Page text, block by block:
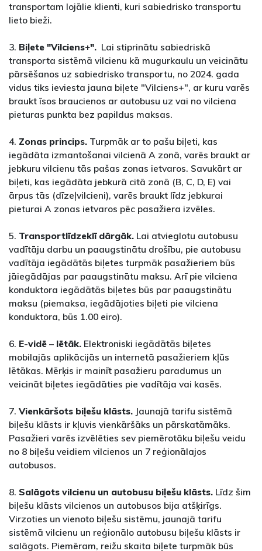
transportam lojālie klienti, kuri sabiedrisko transportu
lieto bieži.
3. Biļete "Vilciens+". Lai stiprinātu sabiedriskā
transporta sistēmā vilcienu kā mugurkaulu un veicinātu
pārsēšanos uz sabiedrisko transportu, no 2024. gada
vidus tiks ieviesta jauna biļete "Vilciens+", ar kuru varēs
braukt īsos braucienos ar autobusu uz vai no vilciena
pieturas punkta bez papildus maksas.
4. Zonas princips. Turpmāk ar to pašu biļeti, kas
iegādāta izmantošanai vilcienā A zonā, varēs braukt ar
jebkuru vilcienu tās pašas zonas ietvaros. Savukārt ar
biļeti, kas iegādāta jebkurā citā zonā (B, C, D, E) vai
ārpus tās (dīzeļvilcieni), varēs braukt līdz jebkurai
pieturai A zonas ietvaros pēc pasažiera izvēles.
5. Transportlīdzeklī dārgāk. Lai atvieglotu autobusu
vadītāju darbu un paaugstinātu drošību, pie autobusu
vadītāja iegādātās biļetes turpmāk pasažieriem būs
jāiegādājas par paaugstinātu maksu. Arī pie vilciena
konduktora iegādātās biļetes būs par paaugstinātu
maksu (piemaksa, iegādājoties biļeti pie vilciena
konduktora, būs 1.00 eiro).
6. E-vidē – lētāk. Elektroniski iegādātās biļetes
mobilajās aplikācijās un internetā pasažieriem kļūs
lētākas. Mērķis ir mainīt pasažieru paradumus un
veicināt biļetes iegādāties pie vadītāja vai kasēs.
7. Vienkāršots biļešu klāsts. Jaunajā tarifu sistēmā
biļešu klāsts ir kļuvis vienkāršāks un pārskatāmāks.
Pasažieri varēs izvēlēties sev piemērotāku biļešu veidu
no 8 biļešu veidiem vilcienos un 7 reģionālajos
autobusos.
8. Salāgots vilcienu un autobusu biļešu klāsts. Līdz šim
biļešu klāsts vilcienos un autobusos bija atšķirīgs.
Virzoties un vienoto biļešu sistēmu, jaunajā tarifu
sistēmā vilcienu un reģionālo autobusu biļešu klāsts ir
salāgots. Piemēram, reižu skaita biļete turpmāk būs